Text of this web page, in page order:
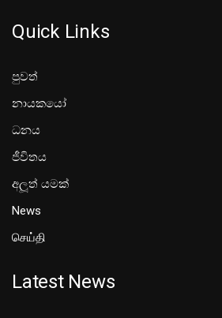
Quick Links
පුවත්
නායකයෝ
ධනය
ජීවිතය
අලූත් යමක්
News
செய்தி
Latest News